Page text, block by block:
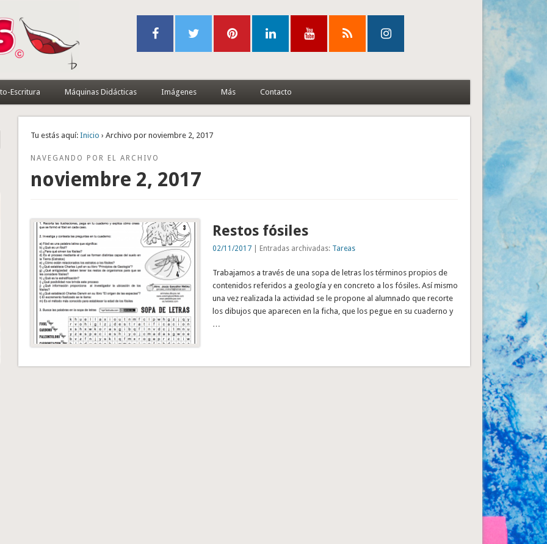
Escritura Máquinas Didácticas Imágenes Más Contacto
Tu estás aquí: Inicio › Archivo por noviembre 2, 2017
NAVEGANDO POR EL ARCHIVO
noviembre 2, 2017
Restos fósiles
02/11/2017| Entradas archivadas: Tareas
Trabajamos a través de una sopa de letras los términos propios de
contenidos referidos a geología y en concreto a los fósiles. Así mismo
una vez realizada la actividad se le propone al alumnado que recorte
los dibujos que aparecen en la ficha, que los pegue en su cuaderno y
…